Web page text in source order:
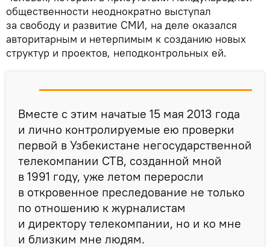
общественности неоднократно выступал
за свободу и развитие СМИ, на деле оказался
авторитарным и нетерпимым к созданию новых
структур и проектов, неподконтрольных ей.
Вместе с этим начатые 15 мая 2013 года
и лично контролируемые ею проверки
первой в Узбекистане негосударственной
телекомпании СТВ, созданной мной
в 1991 году, уже летом переросли
в откровенное преследование не только
по отношению к журналистам
и директору телекомпании, но и ко мне
и близким мне людям.